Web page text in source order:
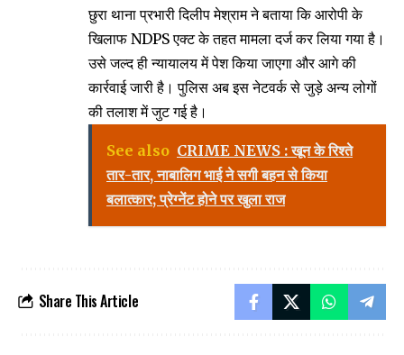
छुरा थाना प्रभारी दिलीप मेश्राम ने बताया कि आरोपी के
खिलाफ NDPS एक्ट के तहत मामला दर्ज कर लिया गया है।
उसे जल्द ही न्यायालय में पेश किया जाएगा और आगे की
कार्रवाई जारी है। पुलिस अब इस नेटवर्क से जुड़े अन्य लोगों
की तलाश में जुट गई है।
See also CRIME NEWS : खून के रिश्ते
तार-तार, नाबालिग भाई ने सगी बहन से किया
बलात्कार; प्रेग्नेंट होने पर खुला राज
Share This Article